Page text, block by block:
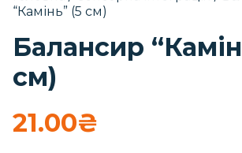
“Камінь” (5 см)
Балансир
см)
21.00₴